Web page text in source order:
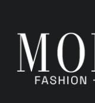
Your email
are marked *
Comment*